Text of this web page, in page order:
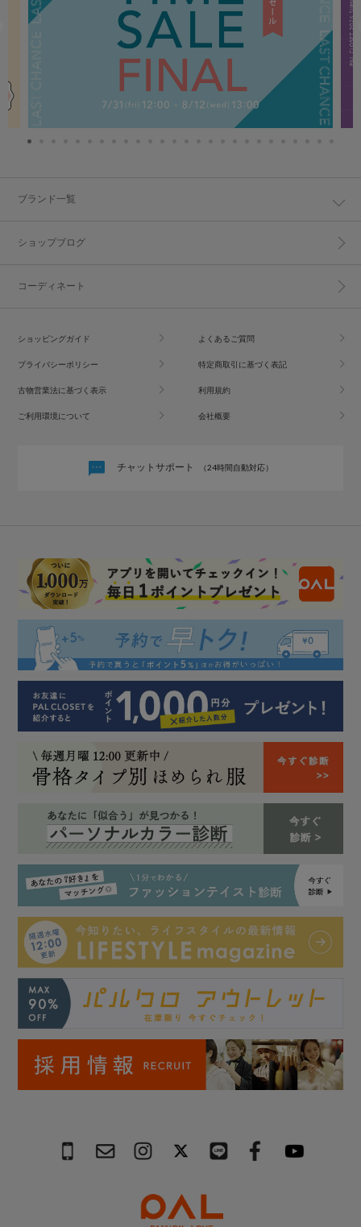
ブランド一覧
ショップブログ
コーディネート
ショッピングガイド よくあるご質問
プライバシーポリシー 特定商取引に基づく表記
古物営業法に基づく表示 利用規約
ご利用環境について 会社概要
チャットサポート （24時間自動対応）